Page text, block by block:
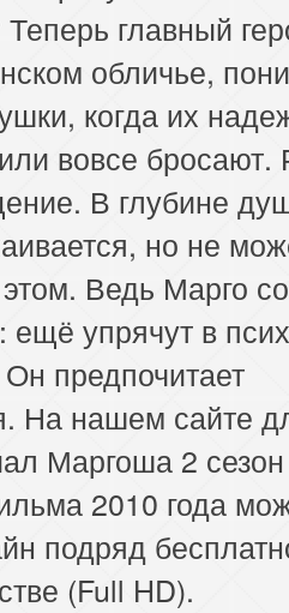
главный
обличье,
когда их
вовсе бросают.
В глубине
но не
Ведь Марго
упрячут в
предпочитает
На нашем сайте
Маргоша 2
2010 года
подряд
(Full HD).